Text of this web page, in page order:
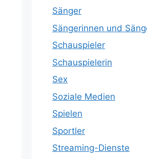
Sänger
Sängerinnen und
Schauspieler
Schauspielerin
Sex
Soziale Medien
Spielen
Sportler
Streaming-Dienste